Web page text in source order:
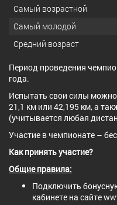
Самый возрастной
Самый молодой
Средний возраст
Период проведения
года.
Испытать свои силы
21,1 км или 42,195 км, а
(учитывается любая
Участие в чемпионате –
Как принять участие?
Общие правила:
Подключить
кабинете на сайте